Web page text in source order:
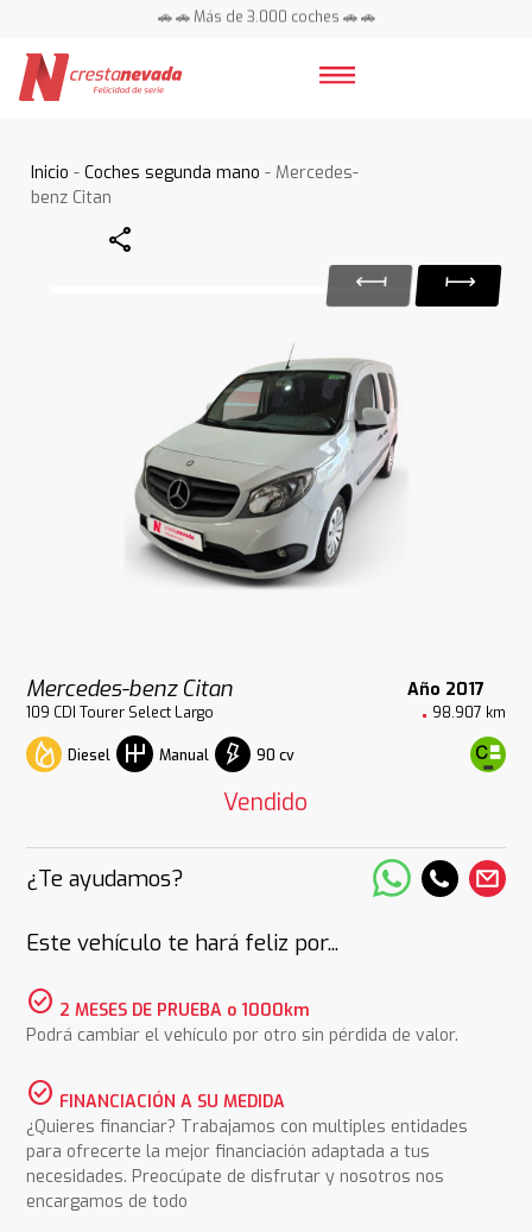
🚗 🚗 Más de 3.000 coches 🚗 🚗
Inicio -Coches segunda mano - Mercedes-
benz Citan
Share
Mercedes-benz Citan Año 2017
109 CDI Tourer Select Largo 98.907 km
Diesel Manual 90 cv
Vendido
¿Te ayudamos?
Este vehículo te hará feliz por...
check_circle 2 MESES DE PRUEBA o 1000km
Podrá cambiar el vehículo por otro sin pérdida de valor.
check_circle FINANCIACIÓN A SU MEDIDA
¿Quieres financiar? Trabajamos con multiples entidades
para ofrecerte la mejor financiación adaptada a tus
necesidades. Preocúpate de disfrutar y nosotros nos
encargamos de todo